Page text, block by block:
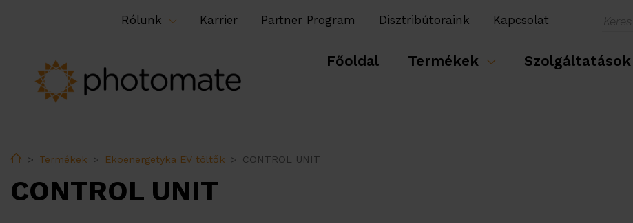
Rólunk Karrier Partner Program Disztribútoraink Kapcsolat
Főoldal Termékek Szolgáltatások
HomeTermékek Ekoenergetyka EV töltők CONTROL UNIT
CONTROL UNIT